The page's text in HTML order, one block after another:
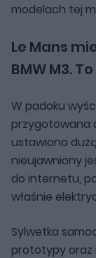
modelach tej
Le Mans
BMW M3.
W padoku
przygotowana
ustawiono
nieujawniony
do internetu,
właśnie
Sylwetka
prototypy oraz